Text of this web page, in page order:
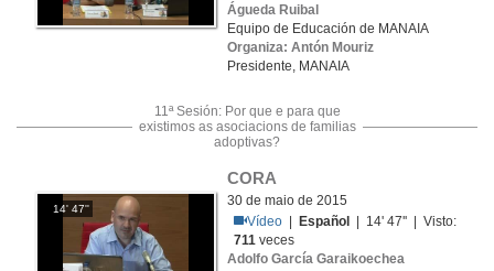
Águeda Ruibal
Equipo de Educación de MANAIA
Organiza: Antón Mouriz
Presidente, MANAIA
11ª Sesión: Por que e para que
existimos as asociacions de familias
adoptivas?
14' 47''
CORA
30 de maio de 2015
Vídeo
Español
| 14' 47'' | Visto:
711 veces
Adolfo García Garaikoechea